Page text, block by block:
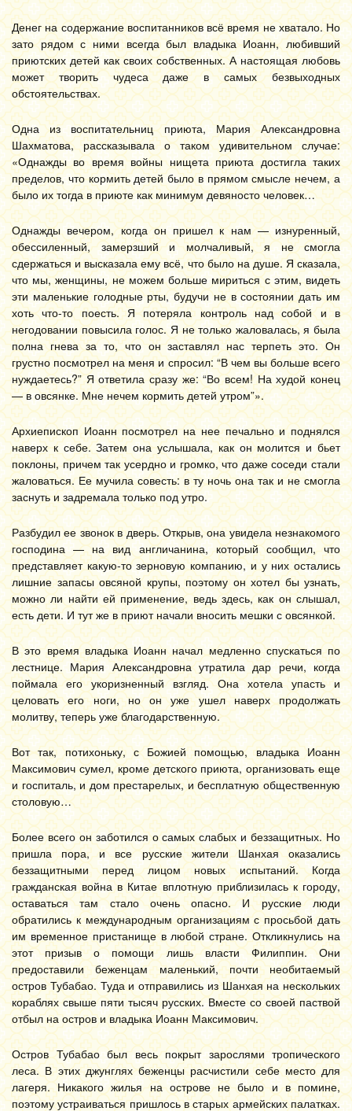
Денег на содержание воспитанников всё время не хватало. Но
зато рядом с ними всегда был владыка Иоанн, любивший
приютских детей как своих собственных. А настоящая любовь
может творить чудеса даже в самых безвыходных
обстоятельствах.
Одна из воспитательниц приюта, Мария Александровна
Шахматова, рассказывала о таком удивительном случае:
«Однажды во время войны нищета приюта достигла таких
пределов, что кормить детей было в прямом смысле нечем, а
было их тогда в приюте как минимум девяносто человек…
Однажды вечером, когда он пришел к нам — изнуренный,
обессиленный, замерзший и молчаливый, я не смогла
сдержаться и высказала ему всё, что было на душе. Я сказала,
что мы, женщины, не можем больше мириться с этим, видеть
эти маленькие голодные рты, будучи не в состоянии дать им
хоть что-то поесть. Я потеряла контроль над собой и в
негодовании повысила голос. Я не только жаловалась, я была
полна гнева за то, что он заставлял нас терпеть это. Он
грустно посмотрел на меня и спросил: “В чем вы больше всего
нуждаетесь?” Я ответила сразу же: “Во всем! На худой конец
— в овсянке. Мне нечем кормить детей утром”».
Архиепископ Иоанн посмотрел на нее печально и поднялся
наверх к себе. Затем она услышала, как он молится и бьет
поклоны, причем так усердно и громко, что даже соседи стали
жаловаться. Ее мучила совесть: в ту ночь она так и не смогла
заснуть и задремала только под утро.
Разбудил ее звонок в дверь. Открыв, она увидела незнакомого
господина — на вид англичанина, который сообщил, что
представляет какую-то зерновую компанию, и у них остались
лишние запасы овсяной крупы, поэтому он хотел бы узнать,
можно ли найти ей применение, ведь здесь, как он слышал,
есть дети. И тут же в приют начали вносить мешки с овсянкой.
В это время владыка Иоанн начал медленно спускаться по
лестнице. Мария Александровна утратила дар речи, когда
поймала его укоризненный взгляд. Она хотела упасть и
целовать его ноги, но он уже ушел наверх продолжать
молитву, теперь уже благодарственную.
Вот так, потихоньку, с Божией помощью, владыка Иоанн
Максимович сумел, кроме детского приюта, организовать еще
и госпиталь, и дом престарелых, и бесплатную общественную
столовую…
Более всего он заботился о самых слабых и беззащитных. Но
пришла пора, и все русские жители Шанхая оказались
беззащитными перед лицом новых испытаний. Когда
гражданская война в Китае вплотную приблизилась к городу,
оставаться там стало очень опасно. И русские люди
обратились к международным организациям с просьбой дать
им временное пристанище в любой стране. Откликнулись на
этот призыв о помощи лишь власти Филиппин. Они
предоставили беженцам маленький, почти необитаемый
остров Тубабао. Туда и отправились из Шанхая на нескольких
кораблях свыше пяти тысяч русских. Вместе со своей паствой
отбыл на остров и владыка Иоанн Максимович.
Остров Тубабао был весь покрыт зарослями тропического
леса. В этих джунглях беженцы расчистили себе место для
лагеря. Никакого жилья на острове не было и в помине,
поэтому устраиваться пришлось в старых армейских палатках.